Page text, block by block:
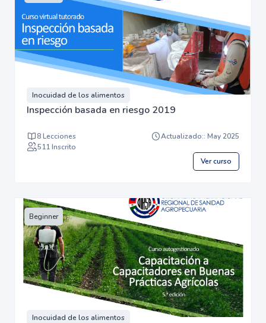
Inocuidad de los alimentos
Inspección basada en riesgo 2019
8 Lecciones
Actualizado:: May 2025
511 Inscrito
Ver curso
Beginner
Inocuidad de los alimentos